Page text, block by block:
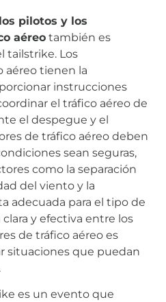
pilotos y los
aéreo también es
tailstrike. Los
aéreo tienen la
instrucciones
el tráfico aéreo de
el despegue y el
de tráfico aéreo deben
sean seguras,
como la separación
del viento y la
adecuada para el tipo de
y efectiva entre los
de tráfico aéreo es
situaciones que puedan
es un evento que